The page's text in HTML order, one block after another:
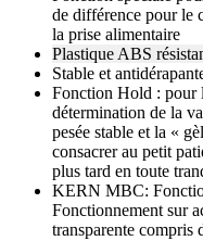
de différence pour le
la prise alimentaire
Plastique ABS
Stable et
Fonction Hold : pour
détermination de la
pesée stable et la «
consacrer au petit
plus tard en toute
KERN MBC:
Fonctionnement sur
transparente compris